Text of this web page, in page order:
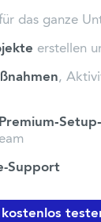
das ganze
erstellen
,
Support